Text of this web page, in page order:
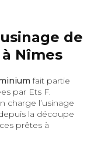
de
Nîmes
fait partie
par Ets F.
charge l’usinage
la découpe
prêtes à